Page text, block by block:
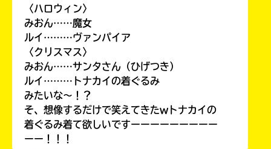
〈ハロウィン〉
みおん……魔女
ルイ………ヴァンパイア
〈クリスマス〉
みおん……サンタさん（ひげつき）
ルイ………トナカイの着ぐるみ
みたいな〜！？
そ、想像するだけで笑えてきたwトナカイの
着ぐるみ着て欲しいですーーーーーーーーー
ーー！！！